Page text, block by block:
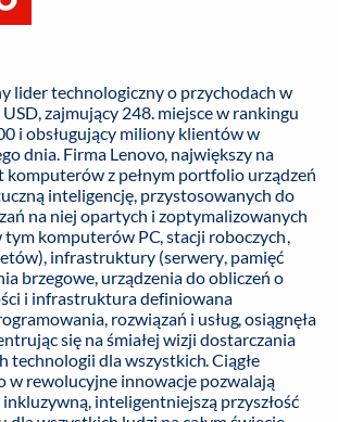
lider technologiczny o przychodach w
zajmujący 248. miejsce w rankingu
i obsługujący miliony klientów w
dnia. Firma Lenovo, największy na
komputerów z pełnym portfolio urządzeń
inteligencję, przystosowanych do
na niej opartych i zoptymalizowanych
komputerów PC, stacji roboczych,
infrastruktury (serwery, pamięć
brzegowe, urządzenia do obliczeń o
i infrastruktura definiowana
rozwiązań i usług, osiągnęła
się na śmiałej wizji dostarczania
technologii dla wszystkich. Ciągłe
w rewolucyjne innowacje pozwalają
inteligentniejszą przyszłość